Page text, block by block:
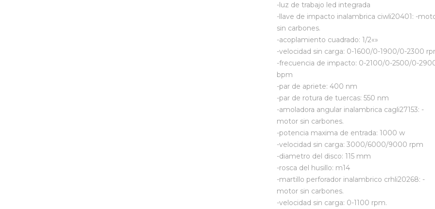
-luz de trabajo led integrada
-llave de impacto inalambrica ciwli20401: -
sin carbones.
-acoplamiento cuadrado: 1/2«»
-velocidad sin carga: 0-1600/0-1900/0-2300
-frecuencia de impacto: 0-2100/0-2500/0-
bpm
-par de apriete: 400 nm
-par de rotura de tuercas: 550 nm
-amoladora angular inalambrica cagli27153: -
motor sin carbones.
-potencia maxima de entrada: 1000 w
-velocidad sin carga: 3000/6000/9000 rpm
-diametro del disco: 115 mm
-rosca del husillo: m14
-martillo perforador inalambrico crhli20268: -
motor sin carbones.
-velocidad sin carga: 0-1100 rpm.